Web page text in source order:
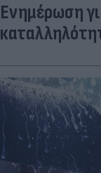
Ενημέρωση